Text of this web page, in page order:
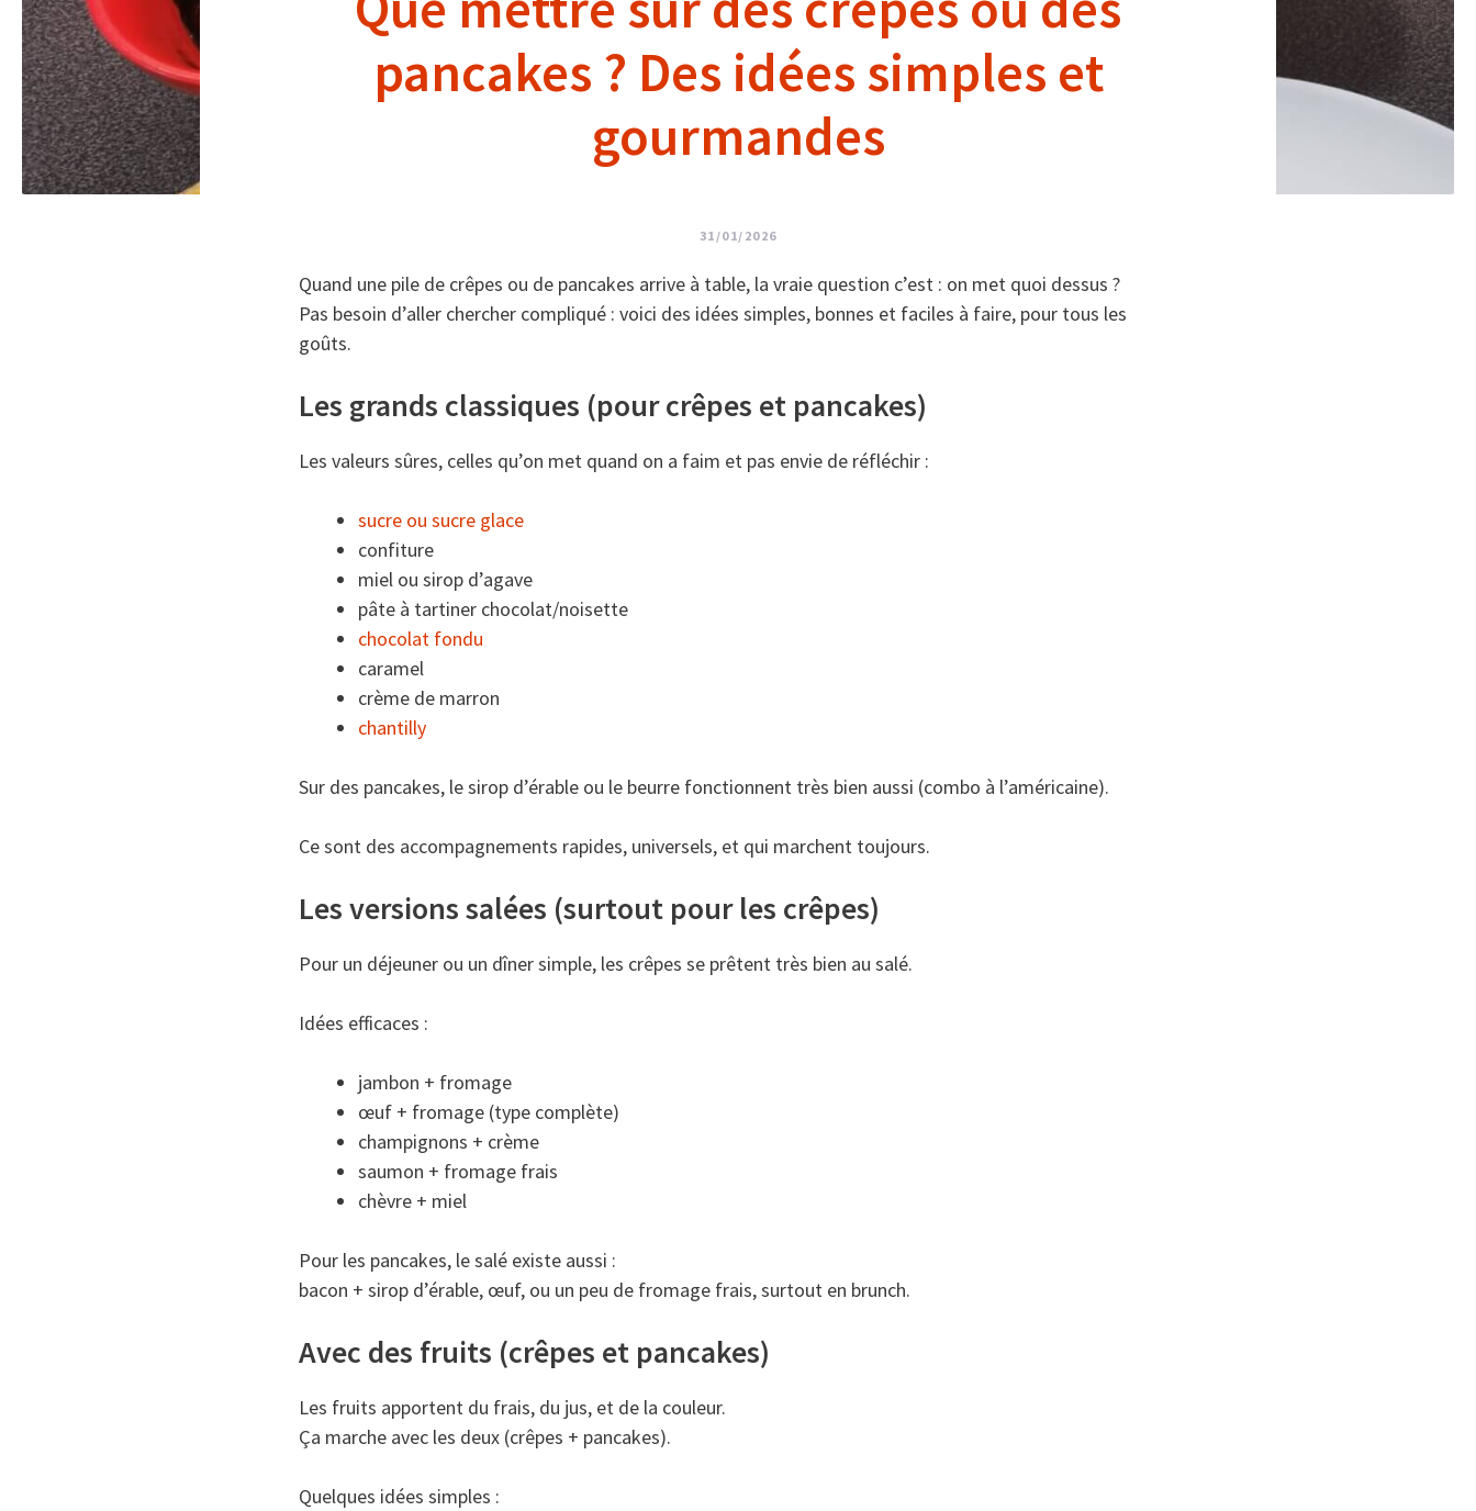
pancakes ? Des idées simples et
gourmandes
31/01/2026
Quand une pile de crêpes ou de pancakes arrive à table, la vraie question c’est : on met quoi dessus ?
Pas besoin d’aller chercher compliqué : voici des idées simples, bonnes et faciles à faire, pour tous les
goûts.
Les grands classiques (pour crêpes et pancakes)
Les valeurs sûres, celles qu’on met quand on a faim et pas envie de réfléchir :
sucre ou sucre glace
confiture
miel ou sirop d’agave
pâte à tartiner chocolat/noisette
chocolat fondu
caramel
crème de marron
chantilly
Sur des pancakes, le sirop d’érable ou le beurre fonctionnent très bien aussi (combo à l’américaine).
Ce sont des accompagnements rapides, universels, et qui marchent toujours.
Les versions salées (surtout pour les crêpes)
Pour un déjeuner ou un dîner simple, les crêpes se prêtent très bien au salé.
Idées efficaces :
jambon + fromage
œuf + fromage (type complète)
champignons + crème
saumon + fromage frais
chèvre + miel
Pour les pancakes, le salé existe aussi :
bacon + sirop d’érable, œuf, ou un peu de fromage frais, surtout en brunch.
Avec des fruits (crêpes et pancakes)
Les fruits apportent du frais, du jus, et de la couleur.
Ça marche avec les deux (crêpes + pancakes).
Quelques idées simples :